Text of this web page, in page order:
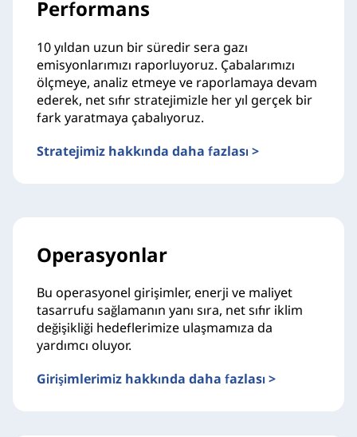
Performans
10 yıldan uzun bir süredir sera gazı
emisyonlarımızı raporluyoruz. Çabalarımızı
ölçmeye, analiz etmeye ve raporlamaya devam
ederek, net sıfır stratejimizle her yıl gerçek bir
fark yaratmaya çabalıyoruz.
Stratejimiz hakkında daha fazlası >
Operasyonlar
Bu operasyonel girişimler, enerji ve maliyet
tasarrufu sağlamanın yanı sıra, net sıfır iklim
değişikliği hedeflerimize ulaşmamıza da
yardımcı oluyor.
Girişimlerimiz hakkında daha fazlası >